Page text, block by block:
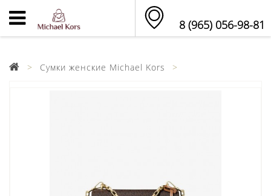
8 (965) 056-98-81
Сумки женские Michael Kors